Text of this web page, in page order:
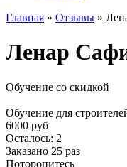
Главная » Отзывы »
Ленар
Обучение со скидкой
Обучение для
6000 руб
Осталось: 2
Заказано 25 раз
Поторопитесь